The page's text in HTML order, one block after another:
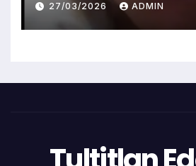
27/03/2026 ADMIN